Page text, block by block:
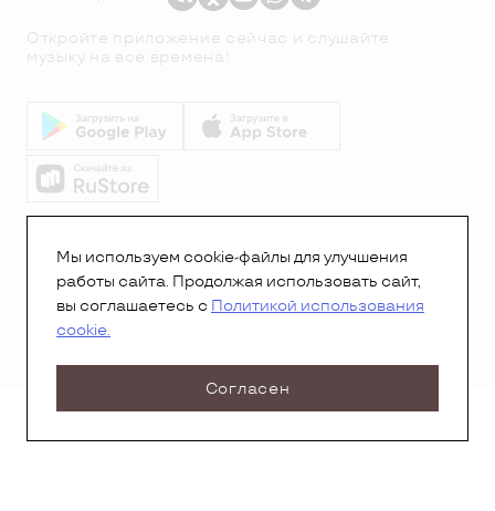
Откройте приложение сейчас и слушайте
музыку на все времена!
© Все права защищены.Copyright 2026© Радио 7
Мы используем cookie-файлы для улучшения
работы сайта. Продолжая использовать сайт,
вы соглашаетесь с Политикой использования
cookie.
Согласен